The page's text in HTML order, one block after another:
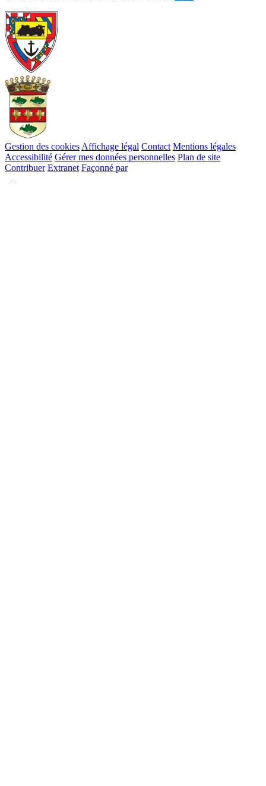
Gestion des cookies Affichage légal Contact Mentions légales
Accessibilité Gérer mes données personnelles Plan de site
Contribuer Extranet Façonné par